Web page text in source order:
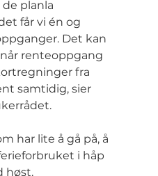
planla
får vi én og
Det kan
renteoppgang
fra
samtidig, sier
har lite å gå på, å
i håp
høst.